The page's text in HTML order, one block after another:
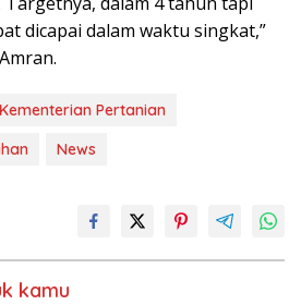
dicapai dalam waktu singkat,”
Kementerian Pertanian
News
kamu